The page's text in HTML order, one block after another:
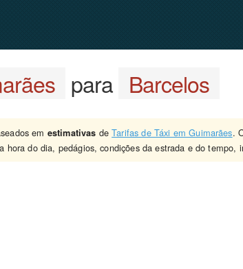
para Barcelos
em estimativas deTarifas de Táxi em Guimarães.
hora do dia, pedágios, condições da estrada e do tempo,